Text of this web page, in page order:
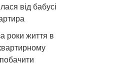
від бабусі
роки життя в